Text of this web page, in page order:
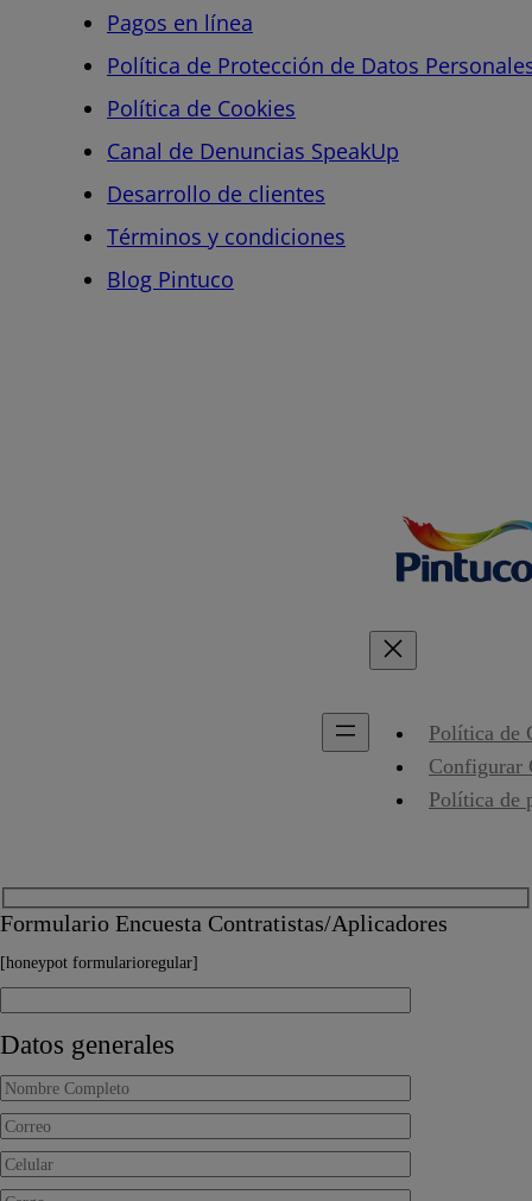
Pagos en línea
Política de Protección de Datos
Política de Cookies
Canal de Denuncias SpeakUp
Desarrollo de clientes
Términos y condiciones
Blog Pintuco
Política de
Configurar
Política de
Formulario Encuesta Contratistas/Aplicadores
[honeypot formularioregular]
Datos generales